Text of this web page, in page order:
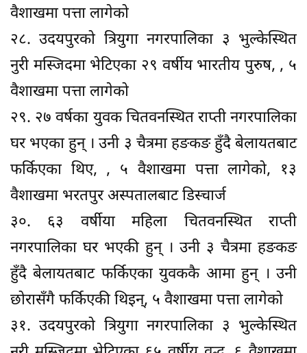
वैशाखमा पत्ता लागेको
२८. उदयपुरको त्रियुगा नगरपालिका ३ भुल्केस्थित
नुरी मस्जिदमा भेटिएका २९ वर्षीय भारतीय पुरुष, , ५
वैशाखमा पत्ता लागेको
२९. २७ वर्षका युवक चितवनस्थित राप्ती नगरपालिका
घर भएका हुन् । उनी ३ चैत्रमा हङकङ हुँदै बेलायतबाट
फर्किएका थिए, , ५ वैशाखमा पत्ता लागेको, १३
वैशाखमा भरतपुर अस्पतालबाट डिस्चार्ज
३०. ६३ वर्षीया महिला चितवनस्थित राप्ती
नगरपालिका घर भएकी हुन् । उनी ३ चैत्रमा हङकङ
हुँदै बेलायतबाट फर्किएका युवककै आमा हुन् । उनी
छोरासँगै फर्किएकी थिइन्, ५ वैशाखमा पत्ता लागेको
३१. उदयपुरको त्रियुगा नगरपालिका ३ भुल्केस्थित